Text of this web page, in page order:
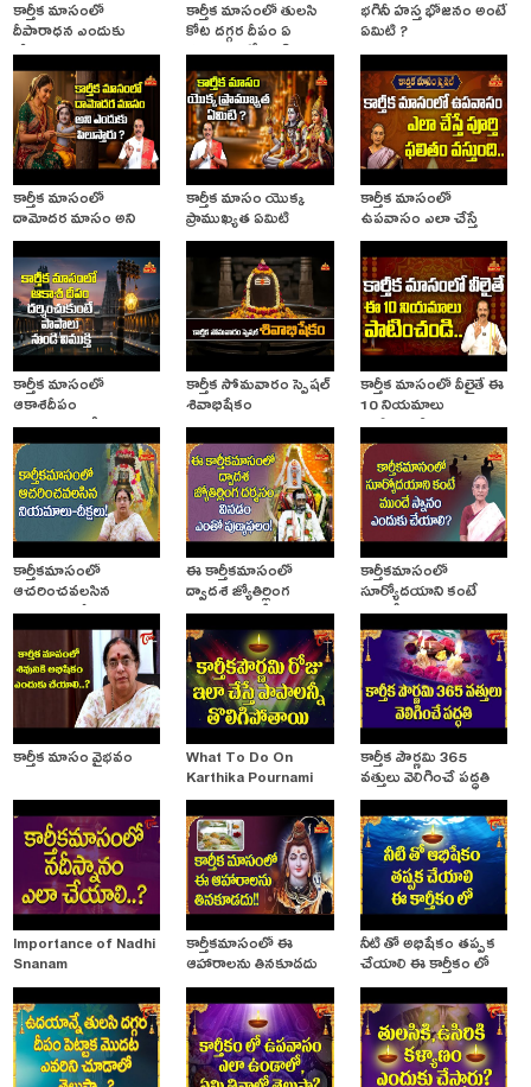
కార్తీక మాసంలో
దీపారాధన ఎందుకు
చేయాలి
కార్తీక మాసంలో తులసి
కోట దగ్గర దీపం ఏ
సమయంలో వెలిగించాలి
భగినీ హస్త భోజనం అంటే
ఏమిటి ?
కార్తీక మాసంలో
దామోదర మాసం అని
ఎందుకు పిలుస్తారు?
కార్తీక మాసం యొక్క
ప్రాముఖ్యత ఏమిటి
కార్తీక మాసంలో
ఉపవాసం ఎలా చేస్తే
మంచిది
కార్తీక మాసంలో
ఆకాశదీపం
దర్శించుకుంటే పాపాలు
నుండి విముక్తి
కార్తీక సోమవారం స్పెషల్
శివాభిషేకం
కార్తీక మాసంలో వీలైతే ఈ
10 నియమాలు
పాటించండి
కార్తీకమాసంలో
ఆచరించవలసిన
నియమాలు-దీక్షలు
ఈ కార్తీకమాసంలో
ద్వాదశ జ్యోతిర్లింగ
దర్శనం ఎంతో
కార్తీకమాసంలో
సూర్యోదయాని కంటే
ముందే స్నానం ఎందుకు
చేయాలి?
కార్తీక మాసం వైభవం
What To Do On
Karthika Pournami
కార్తీక పౌర్ణమి 365
వత్తులు వెలిగించే పద్ధతి
Importance of Nadhi
Snanam
కార్తీకమాసంలో ఈ
ఆహారాలను తినకూడదు
నీటి తో అభిషేకం తప్పక
చేయాలి ఈ కార్తీకం లో